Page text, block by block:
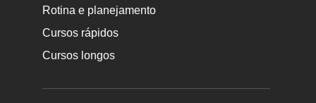
Rotina e planejamento
Cursos rápidos
Cursos longos